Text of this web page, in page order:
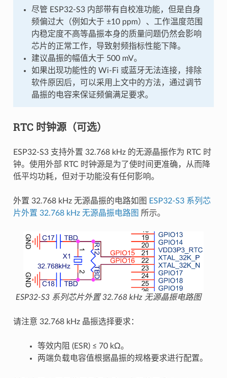
尽管 ESP32-S3 内部带有自校准功能，但是自身
频偏过大（例如大于 ±10 ppm）、工作温度范围
内稳定度不高等晶振本身的质量问题仍然会影响
芯片的正常工作，导致射频指标性能下降。
建议晶振的幅值大于 500 mV。
如果出现功能性的 Wi-Fi 或蓝牙无法连接，排除
软件原因后，可以采用上文中的方法，通过调节
晶振的电容来保证频偏满足要求。
RTC 时钟源（可选）
ESP32-S3 支持外置 32.768 kHz 的无源晶振作为 RTC 时
钟。使用外部 RTC 时钟源是为了使时间更准确，从而降
低平均功耗，但对于功能没有任何影响。
外置 32.768 kHz 无源晶振的电路如图
ESP32-S3 系列芯
片外置 32.768 kHz 无源晶振电路图 所示。
ESP32-S3 系列芯片外置 32.768 kHz 无源晶振电路图
请注意 32.768 kHz 晶振选择要求：
等效内阻 (ESR) ≤ 70 kΩ。
两端负载电容值根据晶振的规格要求进行配置。